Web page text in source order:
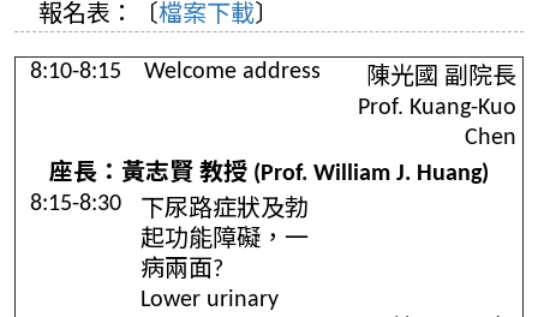
報名表：
〔檔案下載〕
8:10-8:15 Welcome address
陳光國 副院長
Prof. Kuang-Kuo
Chen
座長：黃志賢 教授 (Prof. William J. Huang)
8:15-8:30
下尿路症狀及勃
起功能障礙，一
病兩面?
Lower urinary